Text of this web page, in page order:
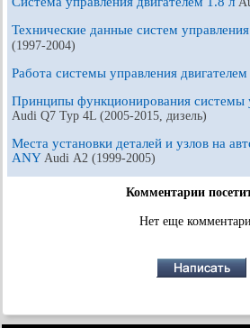
Технические данные систем
(1997-2004)
Работа системы управления двигателем
Принципы функционирования системы
Audi Q7 Typ 4L (2005-2015, дизель)
Места установки деталей и узлов на
ANY Audi А2 (1999-2005)
Комментарии
Нет еще